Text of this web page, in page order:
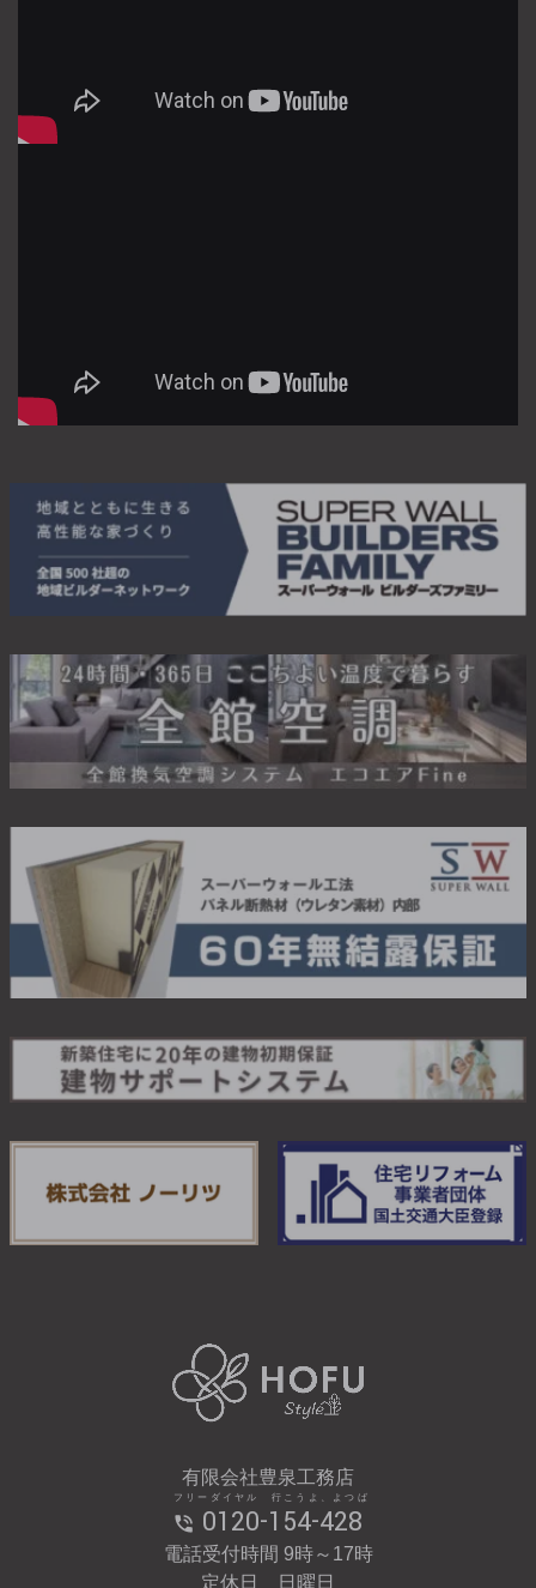
有限会社豊泉工務店
0120-154-428
フリーダイヤル 行こうよ、よつば
電話受付時間 9時～17時
定休日 日曜日